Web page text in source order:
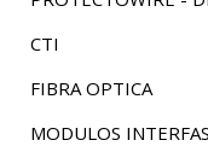
CTI
FIBRA OPTICA
MODULOS